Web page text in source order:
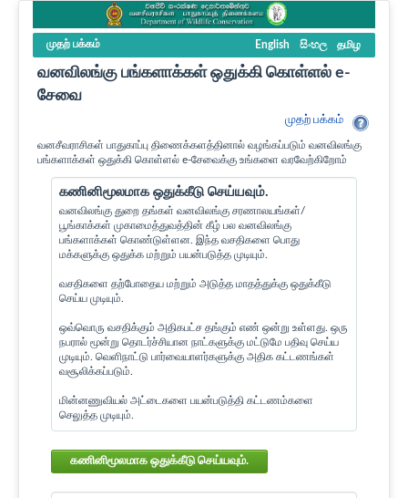
முதற் பக்கம் English සිංහල தமிழ
வனவிலங்கு பங்களாக்கள் ஒதுக்கி கொள்ளல் e-
சேவை
முதற் பக்கம்
வனசீவராசிகள் பாதுகாப்பு திணைக்களத்தினால் வழங்கப்படும் வனவிலங்கு
பங்களாக்கள் ஒதுக்கி கொள்ளல் e-சேவைக்கு உங்களை வரவேற்கிறோம்
கணினிமூலமாக ஒதுக்கீடு செய்யவும்.
வனவிலங்கு துறை தங்கள் வனவிலங்கு சரணாலயங்கள்/
பூங்காக்கள் முகாமைத்துவத்தின் கீழ் பல வனவிலங்கு
பங்களாக்கள் கொண்டுள்ளன. இந்த வசதிகளை பொது
மக்களுக்கு ஒதுக்க மற்றும் பயன்படுத்த முடியும்.
வசதிகளை தற்போதைய மற்றும் அடுத்த மாதத்துக்கு ஒதுக்கீடு
செய்ய முடியும்.
ஒவ்வொரு வசதிக்கும் அதிகபட்ச தங்கும் எண் ஒன்று உள்ளது. ஒரு
நபரால் மூன்று தொடர்ச்சியான நாட்களுக்கு மட்டுமே பதிவு செய்ய
முடியும். வெளிநாட்டு பார்வையாளர்களுக்கு அதிக கட்டணங்கள்
வசூலிக்கப்படும்.
மின்னணுவியல் அட்டைகளை பயன்படுத்தி கட்டணம்களை
செலுத்த முடியும்.
கணினிமூலமாக ஒதுக்கீடு செய்யவும்.